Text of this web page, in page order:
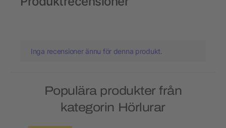
Inga recensioner ännu för denna produkt.
Populära produkter från
kategorin Hörlurar